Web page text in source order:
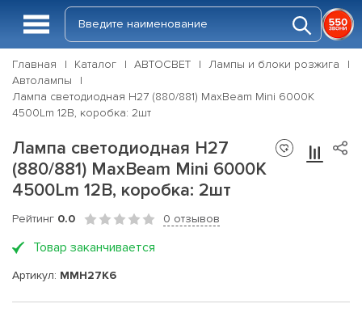
Главная Каталог АВТОСВЕТ
Лампы и блоки розжига
Автолампы
Лампа светодиодная H27 (880/881) MaxBeam Mini 6000K
4500Lm 12В, коробка: 2шт
Лампа светодиодная H27
(880/881) MaxBeam Mini 6000K
4500Lm 12В, коробка: 2шт
Рейтинг 0.0 0 отзывов
Товар заканчивается
Артикул: MMH27K6